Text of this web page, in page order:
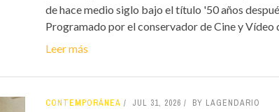
de hace medio siglo bajo el título '50 años
Programado por el conservador de Cine y Vídeo
Leer más
CONTEMPORÁNEA JUL 31, 2026 BY LAGENDARIO